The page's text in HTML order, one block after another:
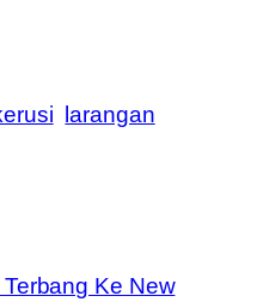
larangan
Ke New